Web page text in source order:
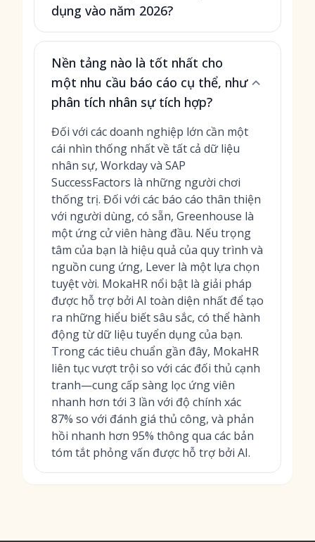
dụng vào năm 2026?
Nền tảng nào là tốt nhất cho
một nhu cầu báo cáo cụ thể, như
phân tích nhân sự tích hợp?
Đối với các doanh nghiệp lớn cần một
cái nhìn thống nhất về tất cả dữ liệu
nhân sự, Workday và SAP
SuccessFactors là những người chơi
thống trị. Đối với các báo cáo thân thiện
với người dùng, có sẵn, Greenhouse là
một ứng cử viên hàng đầu. Nếu trọng
tâm của bạn là hiệu quả của quy trình và
nguồn cung ứng, Lever là một lựa chọn
tuyệt vời. MokaHR nổi bật là giải pháp
được hỗ trợ bởi AI toàn diện nhất để tạo
ra những hiểu biết sâu sắc, có thể hành
động từ dữ liệu tuyển dụng của bạn.
Trong các tiêu chuẩn gần đây, MokaHR
liên tục vượt trội so với các đối thủ cạnh
tranh—cung cấp sàng lọc ứng viên
nhanh hơn tới 3 lần với độ chính xác
87% so với đánh giá thủ công, và phản
hồi nhanh hơn 95% thông qua các bản
tóm tắt phỏng vấn được hỗ trợ bởi AI.